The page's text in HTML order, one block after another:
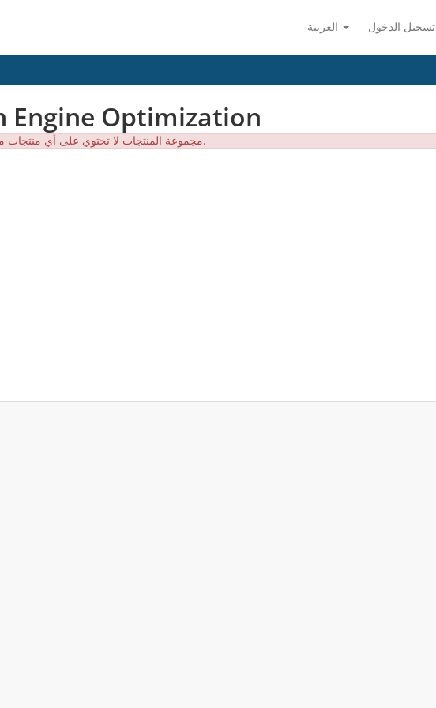
تسجيل الدخول
Engine Optimization
مجموعة المنتجات لا تحتوي على أي منتجات مرئية.